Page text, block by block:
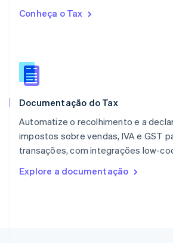
Conheça o Tax
Documentação do Tax
Automatize o recolhimento e a
impostos sobre vendas, IVA e GST
transações, com integrações low-
Explore a documentação
Países Baixos
Portugal
Português
English简体中文
Reino Unido
República Tcheca
English
English